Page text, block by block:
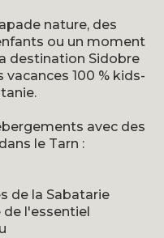
nature, des
ou un moment
destination Sidobre
100 % kids-
avec des
le Tarn :
de la Sabatarie
l'essentiel